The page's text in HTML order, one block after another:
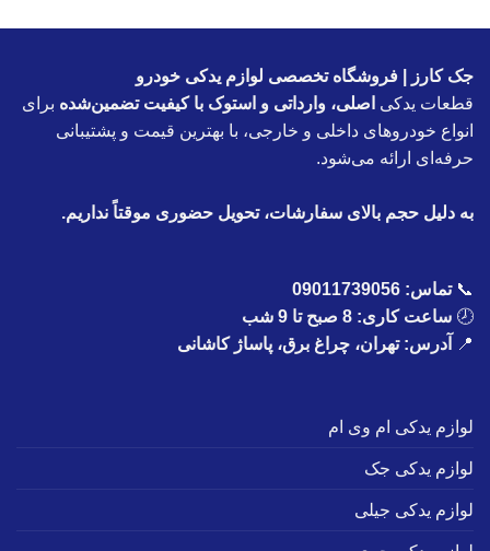
جک کارز | فروشگاه تخصصی لوازم یدکی خودرو
قطعات یدکی اصلی، وارداتی و استوک با کیفیت تضمین‌شده برای
انواع خودروهای داخلی و خارجی، با بهترین قیمت و پشتیبانی
حرفه‌ای ارائه می‌شود.
به دلیل حجم بالای سفارشات، تحویل حضوری موقتاً نداریم.
📞تماس: 09011739056
🕗 ساعت کاری: 8 صبح تا 9 شب
📍
آدرس: تهران، چراغ برق، پاساژ کاشانی
لوازم یدکی ام وی ام
لوازم یدکی جک
لوازم یدکی جیلی